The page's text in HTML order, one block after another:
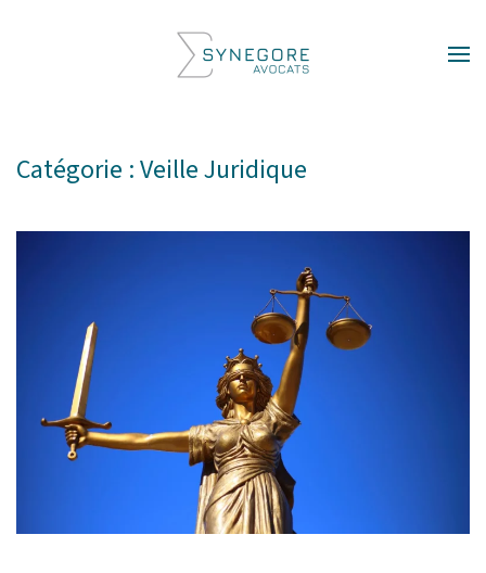
Catégorie :Veille Juridique